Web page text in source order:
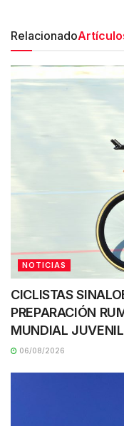
Relacionado
NOTICIAS
CICLISTAS
PREPARACIÓN
MUNDIAL
06/08/2026